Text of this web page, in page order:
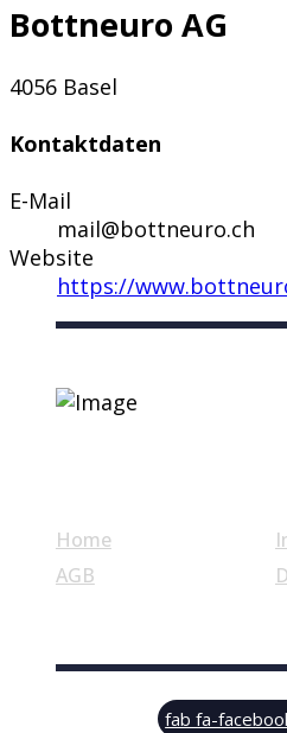
Bottneuro AG
4056 Basel
Kontaktdaten
E-Mail
mail@bottneuro.ch
Website
https://
Home
AGB
© Swiss Label, All rights
fab fa-